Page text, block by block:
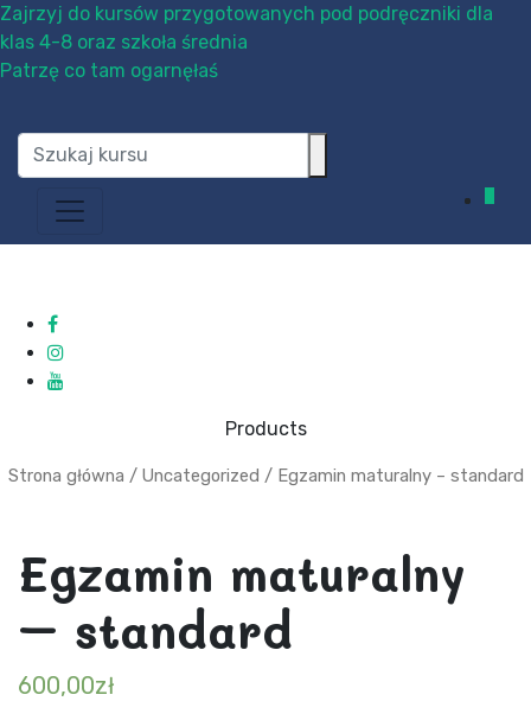
Zajrzyj do kursów przygotowanych pod podręczniki dla
klas 4-8 oraz szkoła średnia
Patrzę co tam ogarnęłaś
Products
Strona główna / Uncategorized / Egzamin maturalny – standard
Egzamin maturalny
– standard
600,00zł